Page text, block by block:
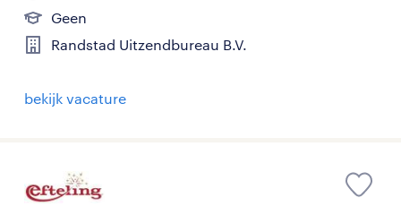
Geen
Randstad Uitzendbureau B.V.
bekijk vacature